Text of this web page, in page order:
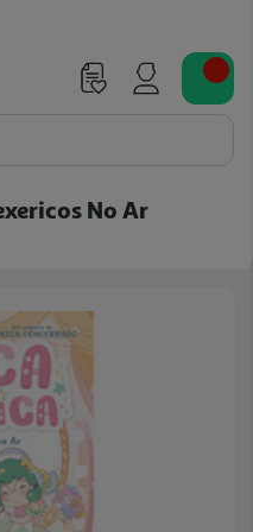
No Ar